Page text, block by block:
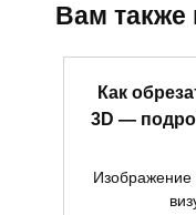
Вам также
Как
3D —
Изображение